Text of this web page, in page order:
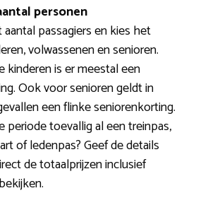
personen
passagiers en kies het
volwassenen en senioren.
kinderen is er meestal een
Ook voor senioren geldt in
een flinke seniorenkorting.
periode toevallig al een treinpas,
of ledenpas? Geef de details
de totaalprijzen inclusief